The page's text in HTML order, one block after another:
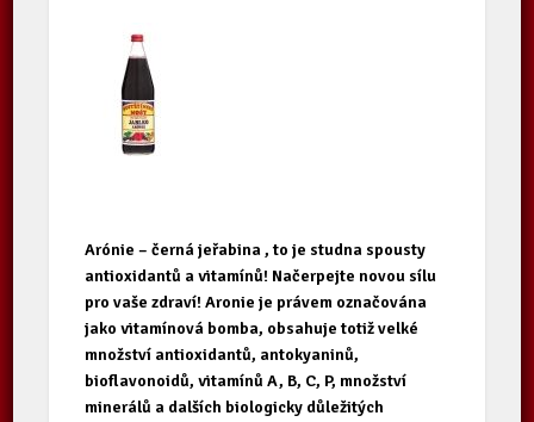
Arónie – černá jeřabina , to je studna spousty
antioxidantů a vitamínů! Načerpejte novou sílu
pro vaše zdraví! Aronie je právem označována
jako vitamínová bomba, obsahuje totiž velké
množství antioxidantů, antokyaninů,
bioflavonoidů, vitamínů A, B, C, P, množství
minerálů a dalších biologicky důležitých